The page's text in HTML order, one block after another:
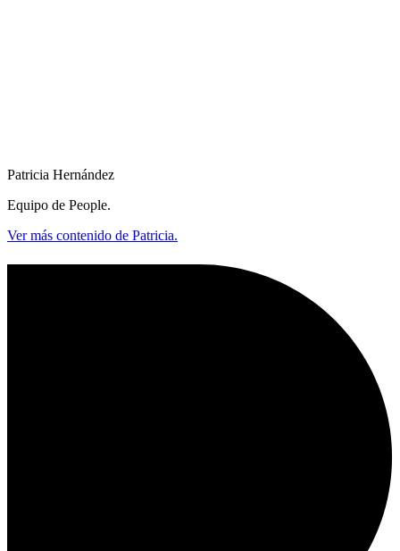
Patricia Hernández
Equipo de People.
Ver más contenido de Patricia.